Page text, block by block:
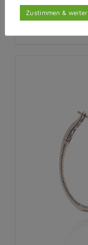
Zustimmen & weiter